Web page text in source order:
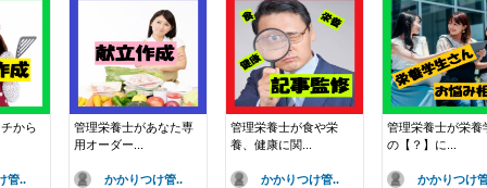
から
管..
管理栄養士があなた専
用オーダー...
かかりつけ管..
管理栄養士が食や栄
養、健康に関...
かかりつけ管..
管理栄養士が栄養
の【？】に...
かかりつけ